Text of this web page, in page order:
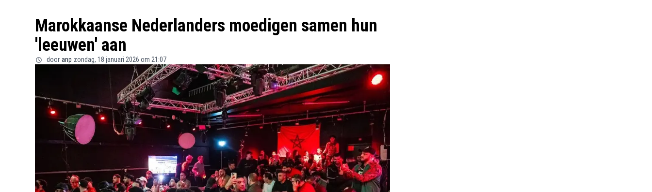
Marokkaanse Nederlanders moedigen samen hun
'leeuwen' aan
door anp zondag, 18 januari 2026 om 21:07